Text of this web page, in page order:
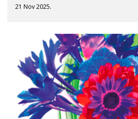
21 Nov 2025.